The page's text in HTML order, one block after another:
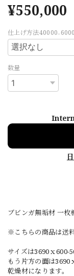
¥550,000
仕上げ方法
数量
ブビンガ無垢材 一枚
※こちらの商品は送
サイズは3690ｘ600-
もう片方の面は3690
乾燥材になります。